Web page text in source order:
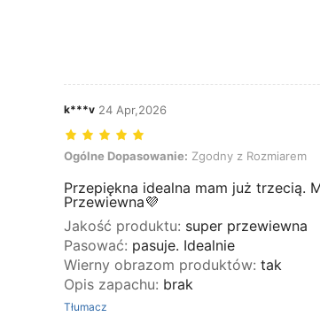
k***v 24 Apr,2026
Ogólne Dopasowanie: Zgodny z Rozmiarem, Kolor:
Ogólne Dopasowanie: Zgodny z Rozmiarem
Przepiękna idealna mam już trzecią.
Przewiewna💜
Jakość produktu: super przewiewna
Pasować: pasuje. Idealnie
Wierny obrazom produktów: tak
Opis zapachu: brak
Tłumacz